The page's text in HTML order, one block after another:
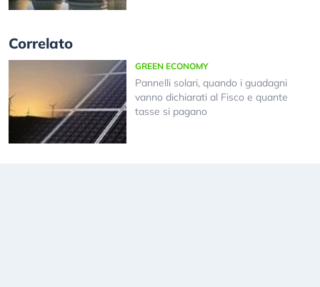
Correlato
GREEN ECONOMY
Pannelli solari, quando i guadagni
vanno dichiarati al Fisco e quante
tasse si pagano